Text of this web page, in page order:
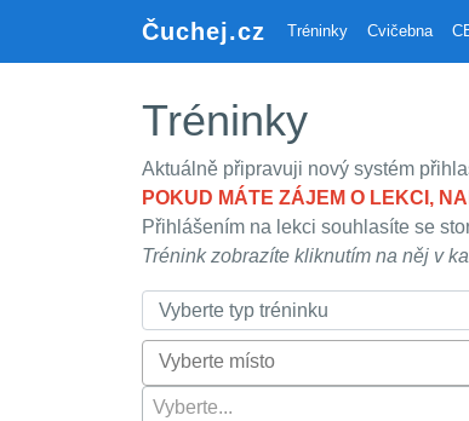
Čuchej.cz Tréninky Cvičebna
Tréninky
Aktuálně připravuji nový systém
POKUD MÁTE ZÁJEM O LEKCI,
Přihlášením na lekci souhlasíte se
Trénink zobrazíte kliknutím na něj v
Vyberte...